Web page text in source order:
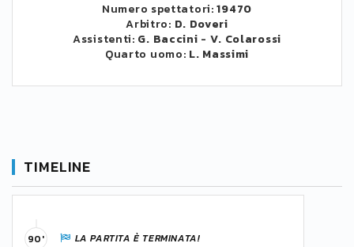
Numero spettatori:19470
Arbitro: D. Doveri
Assistenti: G. Baccini - V. Colarossi
Quarto uomo: L. Massimi
TIMELINE
LA PARTITA È TERMINATA!
90'